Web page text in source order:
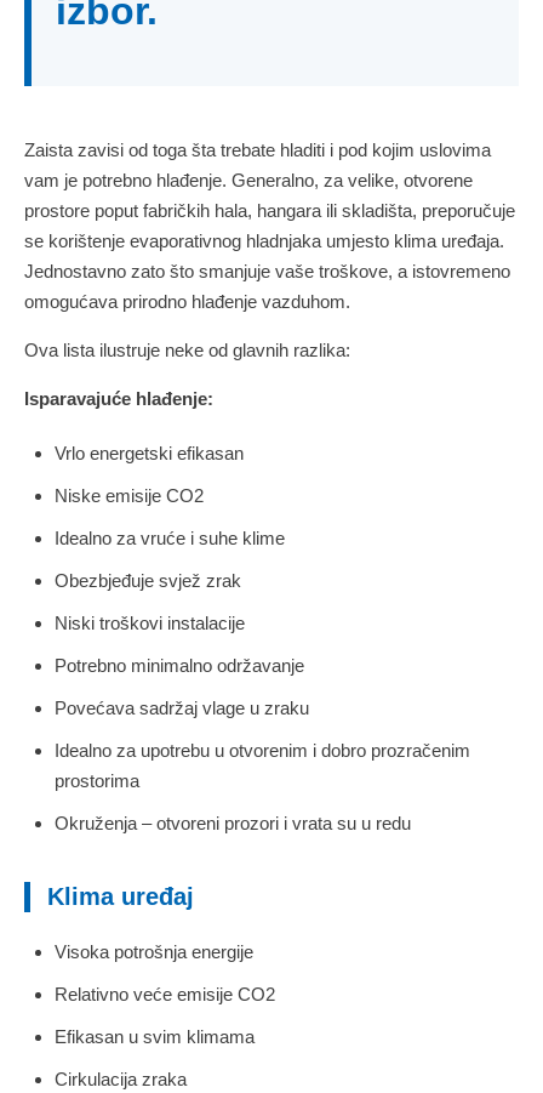
izbor.
Zaista zavisi od toga šta trebate hladiti i pod kojim uslovima
vam je potrebno hlađenje. Generalno, za velike, otvorene
prostore poput fabričkih hala, hangara ili skladišta, preporučuje
se korištenje evaporativnog hladnjaka umjesto klima uređaja.
Jednostavno zato što smanjuje vaše troškove, a istovremeno
omogućava prirodno hlađenje vazduhom.
Ova lista ilustruje neke od glavnih razlika:
Isparavajuće hlađenje:
Vrlo energetski efikasan
Niske emisije CO2
Idealno za vruće i suhe klime
Obezbjeđuje svjež zrak
Niski troškovi instalacije
Potrebno minimalno održavanje
Povećava sadržaj vlage u zraku
Idealno za upotrebu u otvorenim i dobro prozračenim
prostorima
Okruženja – otvoreni prozori i vrata su u redu
Klima uređaj
Visoka potrošnja energije
Relativno veće emisije CO2
Efikasan u svim klimama
Cirkulacija zraka